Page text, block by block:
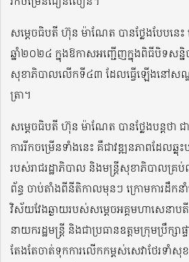
សម្តេចធិបតី ហ៊ុន ម៉ាណែត បានថ្លែងបែបនេះ
ឆ្នាំ២០២៤ ក្នុងឱកាសអញ្ជើញក្នុងពិធីបិទសន្
សុខាភិបាលលើកទី៤៣ ដែលធ្វើឡើងនៅសណ្
ត្រា។
សម្តេចធិបតី ហ៊ុន ម៉ាណែត បានថ្លែងបន្តថា
ការរីកចម្រើនទាំងនេះ គឺជាវឌ្ឍនភាពដែលឆ្លុ
របស់រាជរដ្ឋាភិបាល និងមន្ត្រីសុខាភិបាលគ្រ
ព័ន្ធ ចាប់តាំងពីនីតិកាលមុនៗ ក្រោមការដឹក
វិស័យវែងឆ្ងាយរបស់សម្តេចអគ្គមហាសេនា
នាយករដ្ឋមន្ត្រី និងជាប្រធានឧត្តមក្រុមប្រឹក្ស
តែងតែចាត់ទុកការលើកកម្ពស់សេវាថែរទាំ